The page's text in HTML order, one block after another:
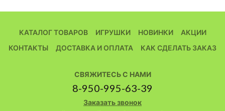
КАТАЛОГ ТОВАРОВ ИГРУШКИ НОВИНКИ
АКЦИИ
КОНТАКТЫ
ДОСТАВКА И ОПЛАТА КАК СДЕЛАТЬ ЗАКАЗ
СВЯЖИТЕСЬ С НАМИ
8-950-995-63-39
Заказать звонок